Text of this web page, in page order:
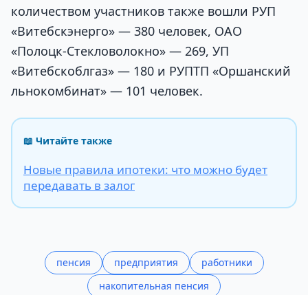
количеством участников также вошли РУП
«Витебскэнерго» — 380 человек, ОАО
«Полоцк-Стекловолокно» — 269, УП
«Витебскоблгаз» — 180 и РУПТП «Оршанский
льнокомбинат» — 101 человек.
📖 Читайте также
Новые правила ипотеки: что можно будет
передавать в залог
пенсия предприятия
работники
накопительная пенсия